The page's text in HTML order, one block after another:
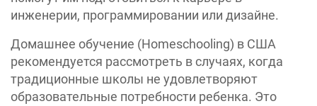
инженерии, программировании или дизайне.
Домашнее обучение (Homeschooling) в США
рекомендуется рассмотреть в случаях, когда
традиционные школы не удовлетворяют
образовательные потребности ребенка. Это